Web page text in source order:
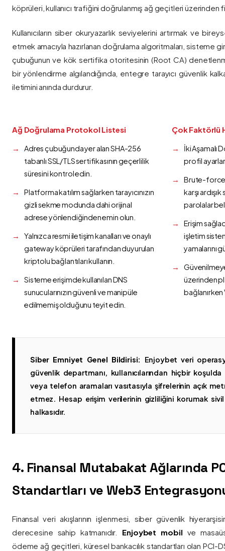
köprüleri, kullanıcı trafiğini doğrulanmış ağ geçitleri üzerinden
Kullanıcıların siber okuryazarlık seviyelerini artırmak ve
etmek amacıyla hazırlanan doğrulama algoritmaları, sisteme
çubuğunun ve kök sertifika otoritesinin (Root CA)
bir yönlendirme algılandığında, entegre tarayıcı güvenlik
iletimini anında durdurur.
Ağ Doğrulama Protokol Listesi
Adres çubuğunda yer alan SHA-256
tabanlı SSL/TLS sertifikasının geçerlilik
süresini kontrol edin.
Platforma katılım sağlarken tarayıcınızın
gizli sekme modunda dahi orijinal
adrese yönlendiğinden emin olun.
Yalnızca resmi iletişim kanalları ve onaylı
gateway köprüleri tarafından duyurulan
kriptolu bağlantıları kullanın.
Sisteme erişimde kullanılan DNS
sunucularınızın güvenli ve manipüle
edilmemiş olduğunu teyit edin.
Çok Faktörlü
İki Aşamalı
profil
Brute-force
karşı
parolalar
Erişim
işletim
yamalarını
üzerinden
bağlanırken
Siber Emniyet Genel Bildirisi:
Enjoybet veri
güvenlik departmanı, kullanıcılarından hiçbir
veya telefon aramaları vasıtasıyla şifrelerinin açık
etmez. Hesap erişim verilerinin gizliliğini korumak
halkasıdır.
4. Finansal Mutabakat Ağlarında
Standartları ve Web3
Finansal veri akışlarının işlenmesi, siber güvenlik
derecesine sahip katmanıdır. Enjoybet mobil ve
ödeme ağ geçitleri, küresel bankacılık standartları olan PCI-